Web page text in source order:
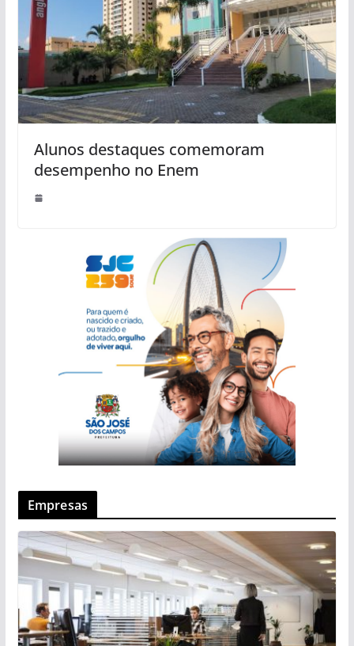
Alunos destaques comemoram
desempenho no Enem
Empresas